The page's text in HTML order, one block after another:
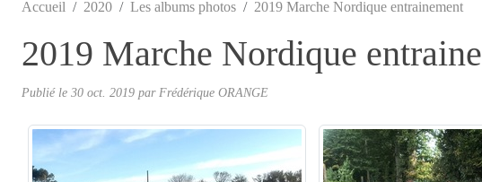
Accueil 2020 Les albums photos 2019 Marche Nordique entrainement
2019 Marche Nordique
Publié le 30 oct. 2019 par Frédérique ORANGE